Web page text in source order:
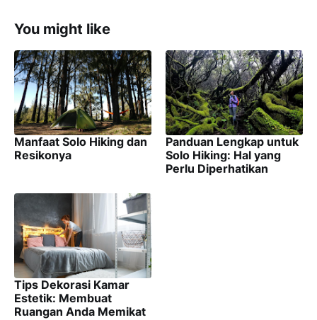
You might like
Manfaat Solo Hiking dan
Resikonya
Panduan Lengkap untuk
Solo Hiking: Hal yang
Perlu Diperhatikan
Tips Dekorasi Kamar
Estetik: Membuat
Ruangan Anda Memikat